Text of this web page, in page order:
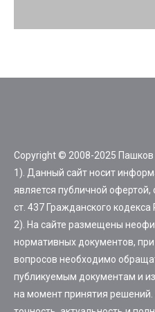
Copyright © 2008-2025
1). Данный сайт носит
является публичной
ст. 437 Гражданского кодекса
2). На сайте размещены
нормативных документов,
вопросов необходимо
публикуемым документам и
на момент принятия решений.